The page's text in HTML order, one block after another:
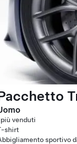
più venduti
shirt
sportivo